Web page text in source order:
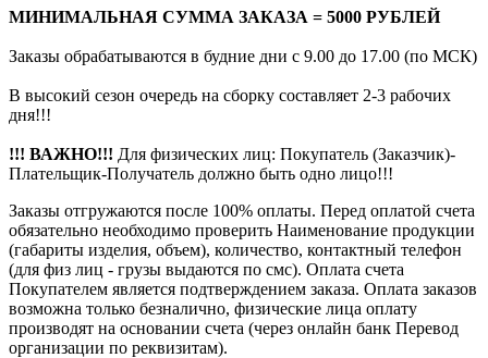
МИНИМАЛЬНАЯ СУММА ЗАКАЗА = 5000 РУБЛЕЙ
Заказы обрабатываются в будние дни с 9.00 до 17.00 (по МСК)
В высокий сезон очередь на сборку составляет 2-3 рабочих
дня!!!
!!! ВАЖНО!!! Для физических лиц: Покупатель (Заказчик)-
Плательщик-Получатель должно быть одно лицо!!!
Заказы отгружаются после 100% оплаты. Перед оплатой счета
обязательно необходимо проверить Наименование продукции
(габариты изделия, объем), количество, контактный телефон
(для физ лиц - грузы выдаются по смс). Оплата счета
Покупателем является подтверждением заказа. Оплата заказов
возможна только безналично, физические лица оплату
производят на основании счета (через онлайн банк Перевод
организации по реквизитам).